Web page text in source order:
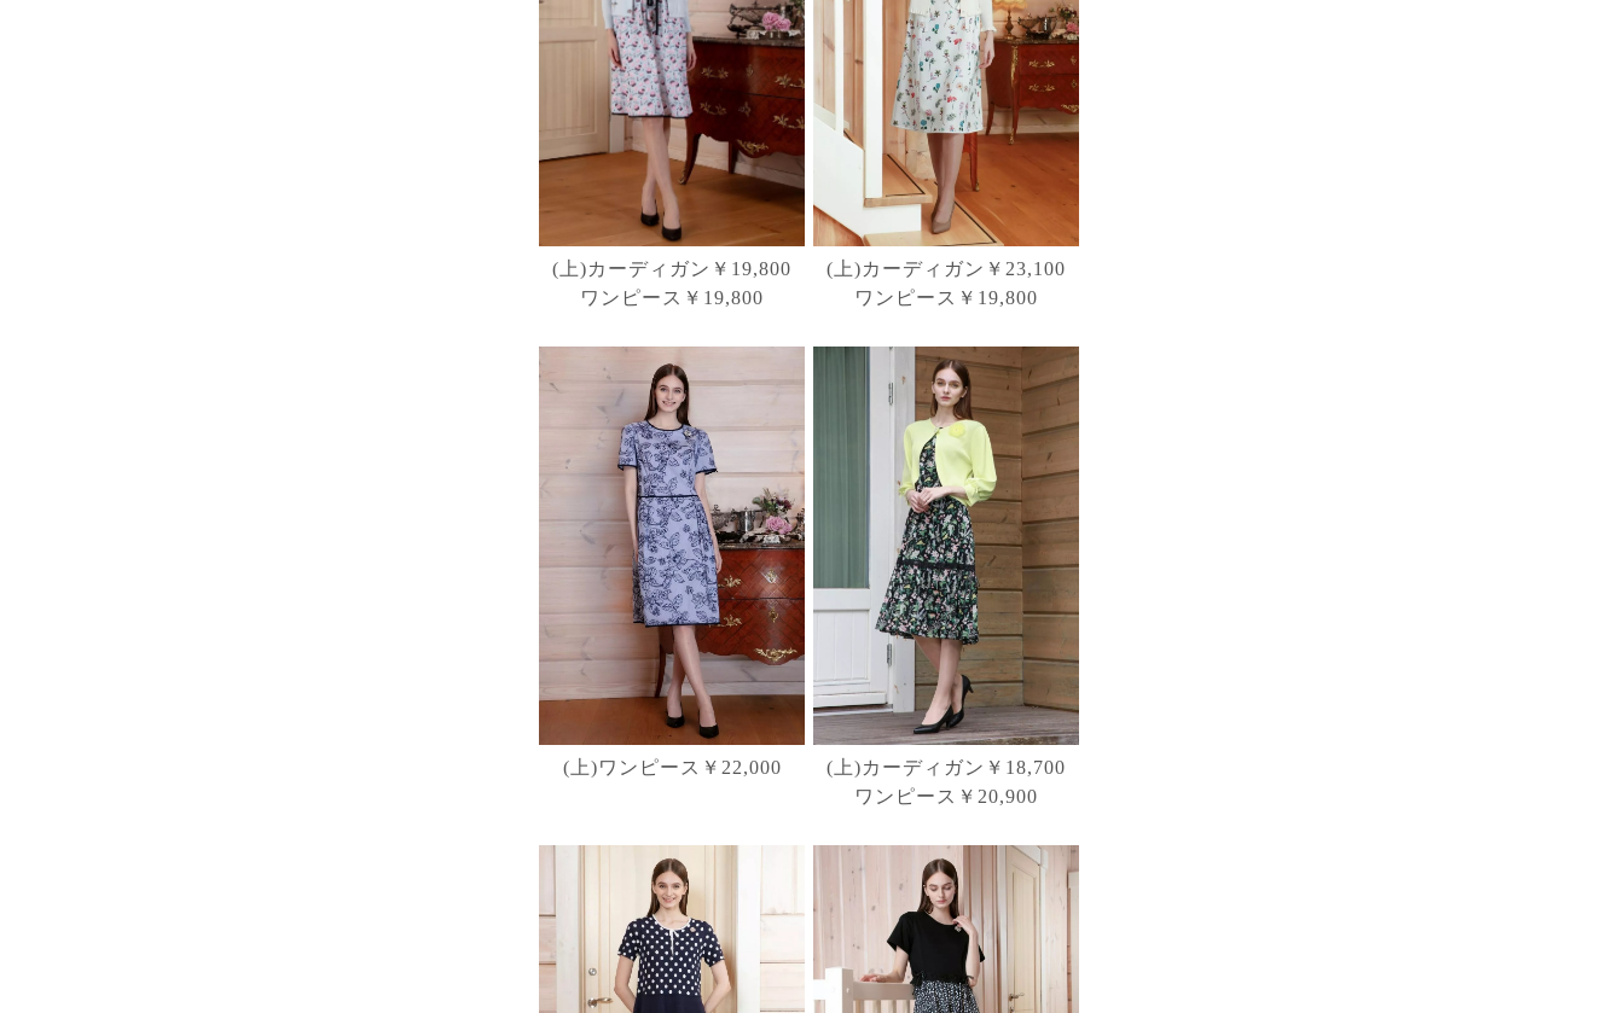
(上)カーディガン￥19,800
ワンピース￥19,800
(上)カーディガン￥23,100
ワンピース￥19,800
(上)ワンピース￥22,000
(上)カーディガン￥18,700
ワンピース￥20,900